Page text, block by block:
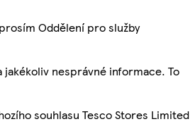
Oddělení pro služby
nesprávné informace. To
souhlasu Tesco Stores Limited